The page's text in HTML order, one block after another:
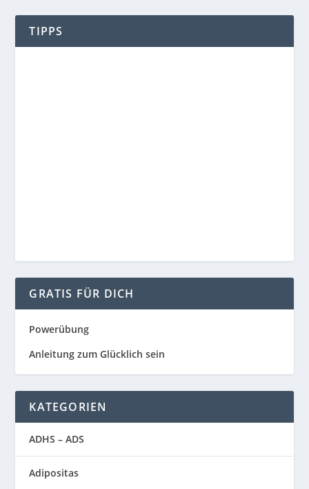
TIPPS
GRATIS FÜR DICH
Powerübung
Anleitung zum Glücklich sein
KATEGORIEN
ADHS – ADS
Adipositas